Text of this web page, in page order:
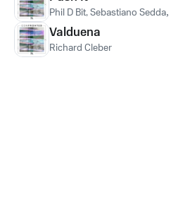
Phil D Bit, Sebastiano Sedda,
Valduena
Richard Cleber